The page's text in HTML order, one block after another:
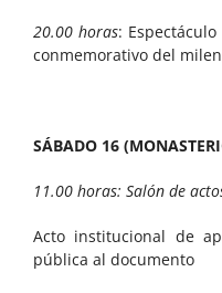
20.00 horas:
conmemorativo del
SÁBADO 16
11.00 horas: Salón de
Acto institucional de
pública al documento